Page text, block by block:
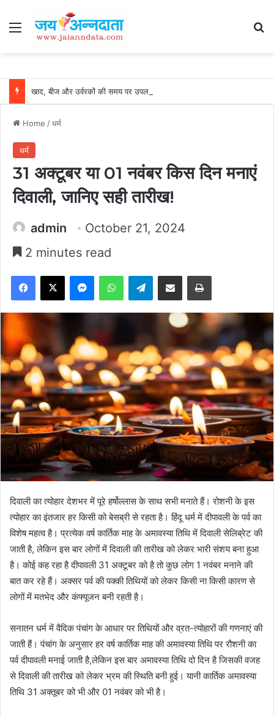
Menu
Home /धर्म
धर्म
31 अक्टूबर या 01 नवंबर किस दिन मनाएं
दिवाली, जानिए सही तारीख!
admin
October 21, 2024
2 minutes read
Facebook
X MessengerWhatsAppTelegramShare via Email Print
दिवाली का त्योहार देशभर में पूरे हर्षोल्लास के साथ सभी मनाते हैं। रोशनी के इस
त्योहार का इंतजार हर किसी को बेसब्री से रहता है। हिंदू धर्म में दीपावली के पर्व का
विशेष महत्व है। प्रत्येक वर्ष कार्तिक माह के अमावस्या तिथि में दिवाली सेलिब्रेट की
जाती है, लेकिन इस बार लोगों में दिवाली की तारीख को लेकर भारी संशय बना हुआ
है। कोई कह रहा है दीपावली 31 अक्टूबर को है तो कुछ लोग 1 नवंबर मनाने की
बात कर रहे हैं। अक्सर पर्व की पक्की तिथियों को लेकर किसी ना किसी कारण से
लोगों में मतभेद और कंफ्यूजन बनी रहती है।
सनातन धर्म में वैदिक पंचांग के आधार पर तिथियों और व्रत-त्योहारों की गणनाएं की
जाती हैं। पंचांग के अनुसार हर वर्ष कार्तिक माह की अमावस्या तिथि पर रौशनी का
पर्व दीपावली मनाई जाती है,लेकिन इस बार अमावस्या तिथि दो दिन है जिसकी वजह
से दिवाली की तारीख को लेकर भ्रम की स्थिति बनी हुई। यानी कार्तिक अमावस्या
तिथि 31 अक्तूबर को भी और 01 नवंबर को भी है।